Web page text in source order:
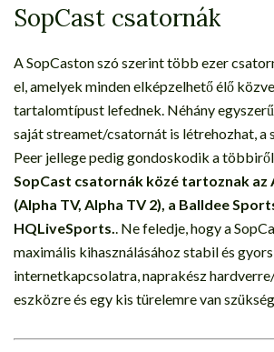
SopCast csatornák
A SopCaston szó szerint több ezer
el, amelyek minden elképzelhető élő
tartalomtípust lefednek. Néhány
saját streamet/csatornát is létrehozhat, a
Peer jellege pedig gondoskodik a
SopCast csatornák közé tartoznak az
(Alpha TV, Alpha TV 2), a Balldee
HQLiveSports.. Ne feledje, hogy a
maximális kihasználásához stabil és gyors
internetkapcsolatra, naprakész
eszközre és egy kis türelemre van